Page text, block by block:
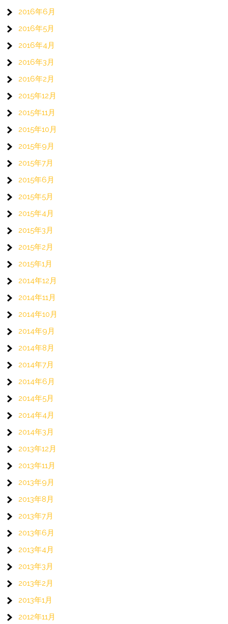
2016年6月
2016年5月
2016年4月
2016年3月
2016年2月
2015年12月
2015年11月
2015年10月
2015年9月
2015年7月
2015年6月
2015年5月
2015年4月
2015年3月
2015年2月
2015年1月
2014年12月
2014年11月
2014年10月
2014年9月
2014年8月
2014年7月
2014年6月
2014年5月
2014年4月
2014年3月
2013年12月
2013年11月
2013年9月
2013年8月
2013年7月
2013年6月
2013年4月
2013年3月
2013年2月
2013年1月
2012年11月